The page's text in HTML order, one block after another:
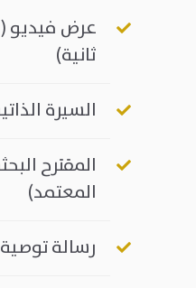
ثانية)
السيرة
المقترح
المعتمد)
رسالة توصية